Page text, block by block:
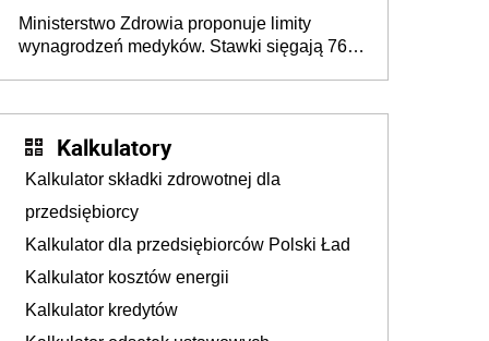
Ministerstwo Zdrowia proponuje limity
wynagrodzeń medyków. Stawki sięgają 76,8
Kalkulatory
Kalkulator składki zdrowotnej dla
przedsiębiorcy
Kalkulator dla przedsiębiorców Polski Ład
Kalkulator kosztów energii
Kalkulator kredytów